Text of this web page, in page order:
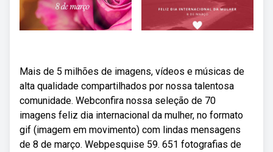
Mais de 5 milhões de imagens, vídeos e músicas de
alta qualidade compartilhados por nossa talentosa
comunidade. Webconfira nossa seleção de 70
imagens feliz dia internacional da mulher, no formato
gif (imagem em movimento) com lindas mensagens
de 8 de março. Webpesquise 59. 651 fotografias de